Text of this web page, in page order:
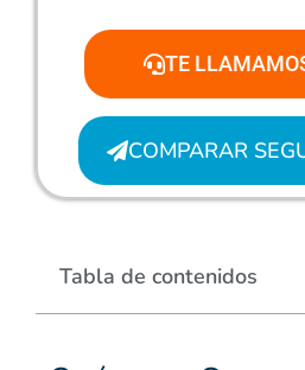
TE
COMPARAR
Tabla de contenidos